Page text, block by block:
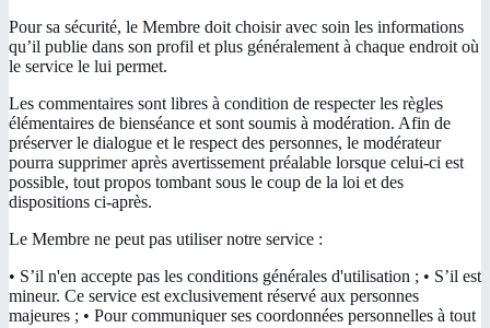
Pour sa sécurité, le Membre doit choisir avec soin les informations
qu’il publie dans son profil et plus généralement à chaque endroit où
le service le lui permet.
Les commentaires sont libres à condition de respecter les règles
élémentaires de bienséance et sont soumis à modération. Afin de
préserver le dialogue et le respect des personnes, le modérateur
pourra supprimer après avertissement préalable lorsque celui-ci est
possible, tout propos tombant sous le coup de la loi et des
dispositions ci-après.
Le Membre ne peut pas utiliser notre service :
• S’il n'en accepte pas les conditions générales d'utilisation ; • S’il est
mineur. Ce service est exclusivement réservé aux personnes
majeures ; • Pour communiquer ses coordonnées personnelles à tout